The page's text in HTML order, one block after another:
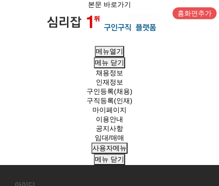
본문 바로가기
홈화면추가
메뉴열기
메뉴 닫기
채용정보
인재정보
구인등록(채용)
구직등록(인재)
마이페이지
이용안내
공지사항
임대/매매
사용자메뉴
메뉴 닫기